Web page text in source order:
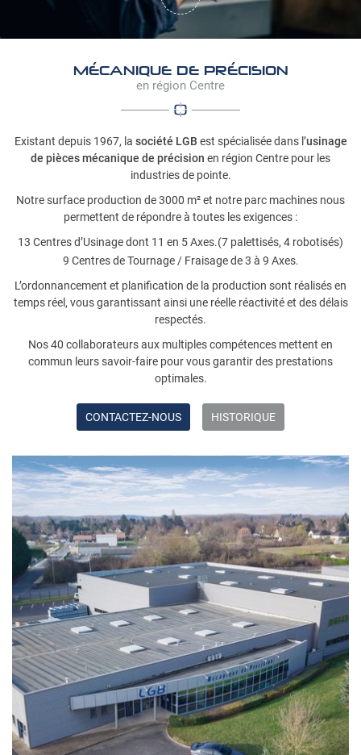
MÉCANIQUE DE PRÉCISION
en région Centre
Existant depuis 1967, la société LGB est spécialisée dans l’usinage
de pièces mécanique de précision en région Centre pour les
industries de pointe.
Notre surface production de 3000 m² et notre parc machines nous
permettent de répondre à toutes les exigences :
13 Centres d’Usinage dont 11 en 5 Axes.(7 palettisés, 4 robotisés)
9 Centres de Tournage / Fraisage de 3 à 9 Axes.
L’ordonnancement et planification de la production sont réalisés en
temps réel, vous garantissant ainsi une réelle réactivité et des délais
respectés.
Nos 40 collaborateurs aux multiples compétences mettent en
commun leurs savoir-faire pour vous garantir des prestations
optimales.
CONTACTEZ-NOUS HISTORIQUE
2010 - 2011
Programme d’Investissement de Matériel de Production (1
2014
Programme d’investissement Matériels de Production
Axes.
2015 - 2016
Programme d’Investissement de Matériel de Production,
(900 k €). Usinage, Electroérosion, Rectification : Notre
2017 - 2018
700 k €) : “Accroissement des capacités dimensionnelles
du secteur Centres d’Usinage 5 Axes”.
Programme d’investissement Matériels de Production,
(1100 k€) pour 2 Centres de Tournage/Fraisage 9 Axes, 1